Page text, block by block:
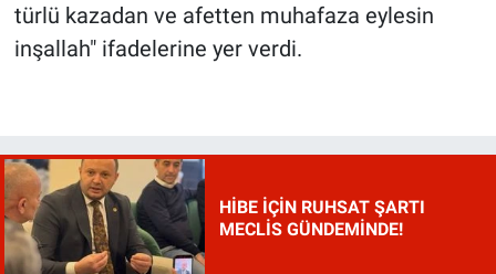
türlü kazadan ve afetten muhafaza eylesin
inşallah" ifadelerine yer verdi.
HİBE İÇİN RUHSAT ŞARTI
MECLİS GÜNDEMİNDE!